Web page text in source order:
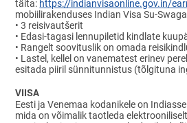
täita: https://indianvisaonline.gov.in/
mobiilirakenduses Indian Visa Su-
• 3 reisivautšerit
• Edasi-tagasi lennupiletid kindlate
• Rangelt soovituslik on omada
• Lastel, kellel on vanematest erinev
esitada piiril sünnitunnistus (tõlgituna
VIISA
Eesti ja Venemaa kodanikele on
mida on võimalik taotleda